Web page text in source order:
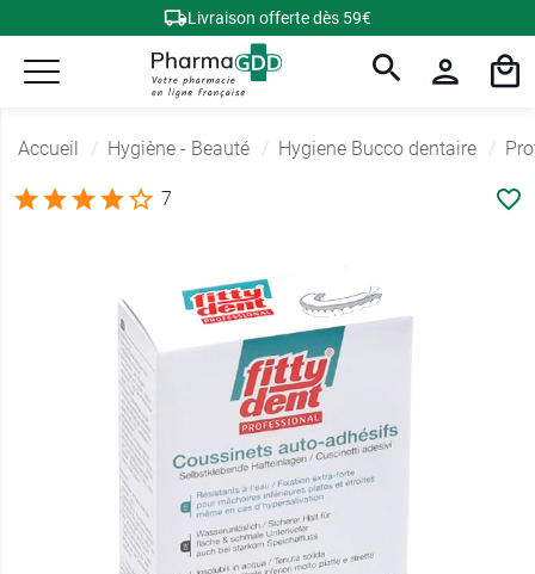
Livraison offerte dès 59€
Accueil Hygiène - Beauté Hygiene Bucco dentaire
7